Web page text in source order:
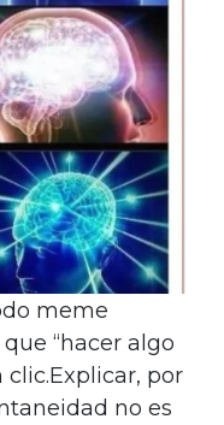
meme
“hacer algo
clic.Explicar, por
no es